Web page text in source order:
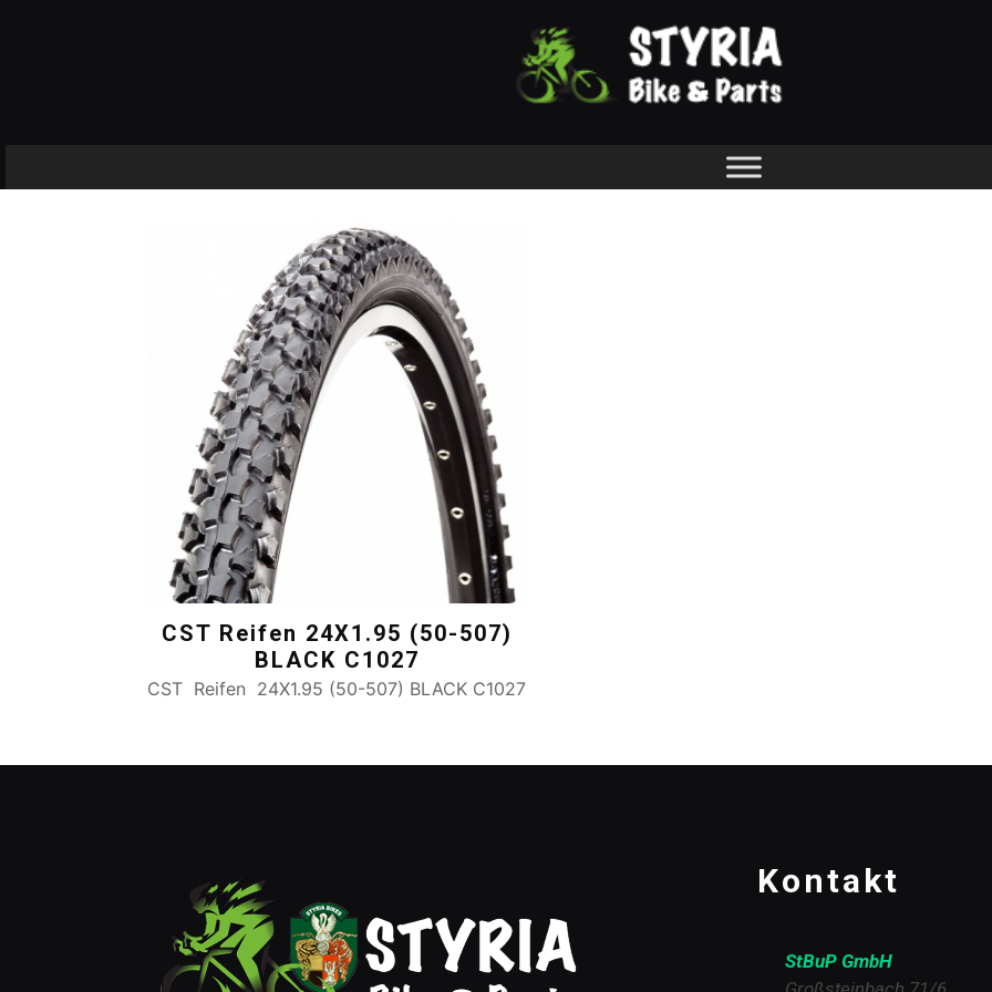
CST Reifen 24X1.95 (50-507)
BLACK C1027
CST Reifen 24X1.95 (50-507) BLACK C1027
Kontakt
StBuP GmbH